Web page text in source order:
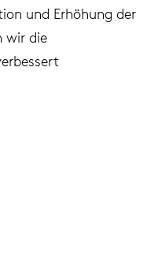
und Erhöhung der
wir die